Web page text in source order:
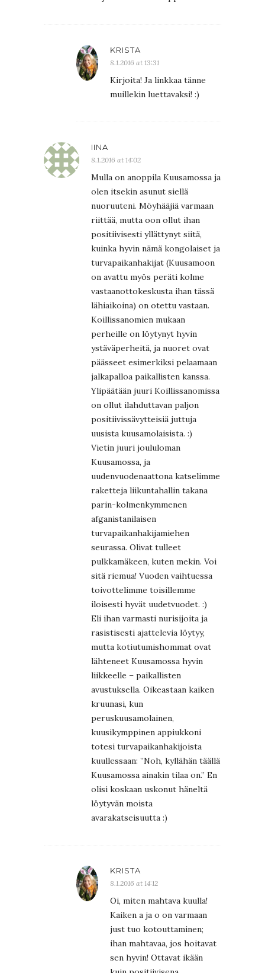
KRISTA
8.1.2016 at 13:31
Kirjoita! Ja linkkaa tänne
muillekin luettavaksi! :)
IINA
8.1.2016 at 14:02
Mulla on anoppila Kuusamossa ja
olen itsekin asunut siellä
nuoruuteni. Möyhääjiä varmaan
riittää, mutta oon ollut ihan
positiivisesti yllättynyt siitä,
kuinka hyvin nämä kongolaiset ja
turvapaikanhakijat (Kuusamoon
on avattu myös peräti kolme
vastaanottokeskusta ihan tässä
lähiaikoina) on otettu vastaan.
Koillissanomien mukaan
perheille on löytynyt hyvin
ystäväperheitä, ja nuoret ovat
päässeet esimerkiksi pelaamaan
jalkapalloa paikallisten kanssa.
Ylipäätään juuri Koillissanomissa
on ollut ilahduttavan paljon
positiivissävytteisiä juttuja
uusista kuusamolaisista. :)
Vietin juuri joululoman
Kuusamossa, ja
uudenvuodenaattona katselimme
raketteja liikuntahallin takana
parin-kolmenkymmenen
afganistanilaisen
turvapaikanhakijamiehen
seurassa. Olivat tulleet
pulkkamäkeen, kuten mekin. Voi
sitä riemua! Vuoden vaihtuessa
toivottelimme toisillemme
iloisesti hyvät uudetvuodet. :)
Eli ihan varmasti nurisijoita ja
rasistisesti ajattelevia löytyy,
mutta kotiutumishommat ovat
lähteneet Kuusamossa hyvin
liikkeelle – paikallisten
avustuksella. Oikeastaan kaiken
kruunasi, kun
peruskuusamolainen,
kuusikymppinen appiukkoni
totesi turvapaikanhakijoista
kuullessaan: ”Noh, kyllähän täällä
Kuusamossa ainakin tilaa on.” En
olisi koskaan uskonut häneltä
löytyvän moista
avarakatseisuutta :)
KRISTA
8.1.2016 at 14:12
Oi, miten mahtava kuulla!
Kaiken a ja o on varmaan
just tuo kotouttaminen;
ihan mahtavaa, jos hoitavat
sen hyvin! Ottavat ikään